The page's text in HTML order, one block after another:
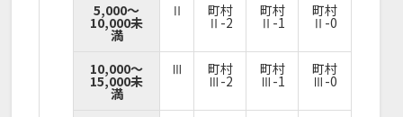
5,000～
10,000未
満
Ⅱ 町村
Ⅱ-2
町村
Ⅱ-1
町村
Ⅱ-0
10,000～
15,000未
満
Ⅲ 町村
Ⅲ-2
町村
Ⅲ-1
町村
Ⅲ-0